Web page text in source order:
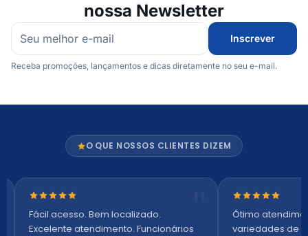
nossa Newsletter
Inscrever
Receba promoções, lançamentos e dicas diretamente no seu e-mail.
O QUE NOSSOS CLIENTES DIZEM
Nota 5 de 5 estrelas
Fácil acesso. Bem localizado.
Excelente atendimento. Funcionários
Nota 5 de 5
Ótimo
variedades de